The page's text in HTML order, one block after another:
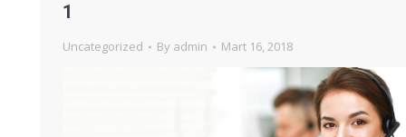
1
Uncategorized By admin Mart 16, 2018